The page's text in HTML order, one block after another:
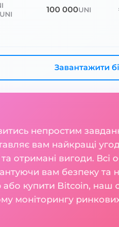
UNI 100 000UNI
Завантажити
непростим
вам найкращі
отримані вигоди. Всі
вам безпеку та
купити Bitcoin, наш
моніторингу